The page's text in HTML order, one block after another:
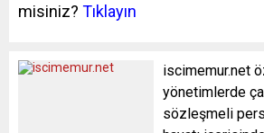
misiniz? Tıklayın
iscimemur.net
yönetimlerde
sözleşmeli